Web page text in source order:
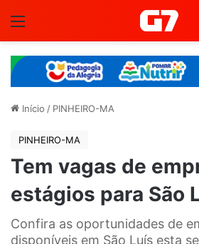
Início / PINHEIRO-MA
PINHEIRO-MA
Tem vagas de
estágios para São
Confira as oportunidades de
disponíveis em São Luís esta